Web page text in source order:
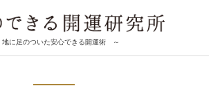
に足のついた安心できる開運術 ～